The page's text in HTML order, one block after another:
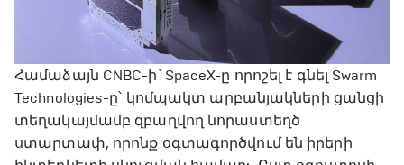
Համաձայն CNBC-ի՝ SpaceX-ը որոշել է գնել Swarm
Technologies-ը՝ կոմպակտ արբանյակների ցանցի
տեղակայմամբ զբաղվող նորաստեղծ
ստարտափ, որոնք օգտագործվում են իրերի